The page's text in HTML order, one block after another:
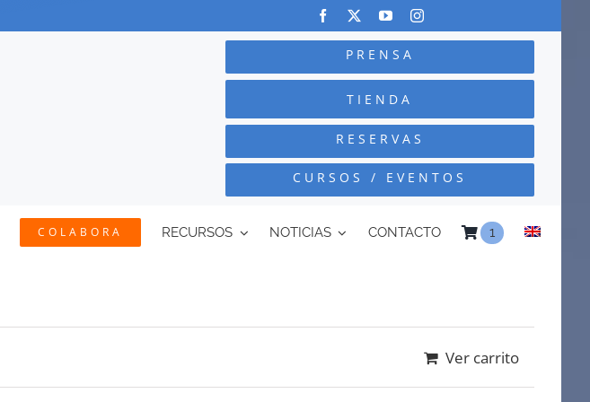
PRENSA
TIENDA
RESERVAS
CURSOS / EVENTOS
COLABORA RECURSOS NOTICIAS CONTACTO 1
Ver carrito